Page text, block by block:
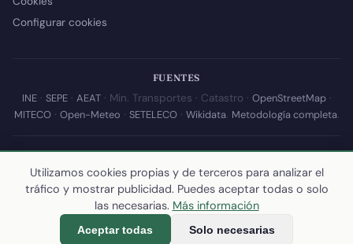
Configurar cookies
FUENTES
INE· SEPE· AEAT· Min. Transportes · Catastro · OpenStreetMap·
MITECO· Open-Meteo · SETELECO· Wikidata. Metodología completa.
© 2026 Callejear.com — Directorio municipal de España con datos
abiertos. Desarrollado y mantenido porYoel Castaño.
Última actualización de esta página:10 de julio de 2026
calculamos los datos
Utilizamos cookies propias y de terceros para analizar el
tráfico y mostrar publicidad. Puedes aceptar todas o solo
las necesarias. Más información
Aceptar todas Solo necesarias